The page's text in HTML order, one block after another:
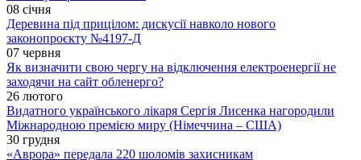
08 січня
Деревина під прицілом: дискусії навколо нового
законопроєкту №4197-Д
07 червня
Як визначити свою чергу на відключення електроенергії не
заходячи на сайт обленерго?
26 лютого
Видатного українського лікаря Сергія Лисенка нагородили
Міжнародною премією миру (Німеччина – США)
30 грудня
«Аврора» передала 220 шоломів захисникам